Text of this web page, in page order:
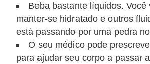
Beba bastante líquidos. Você
manter-se hidratado e outros
está passando por uma pedra
O seu médico pode
para ajudar seu corpo a passar